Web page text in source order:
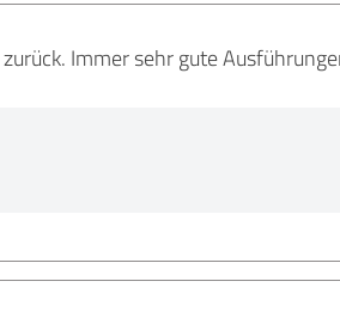
Immer sehr gute